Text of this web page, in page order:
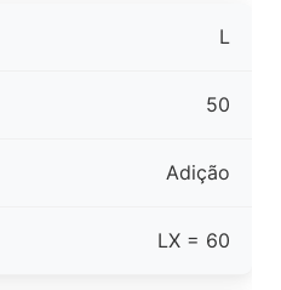
L
50
Adição
LX = 60